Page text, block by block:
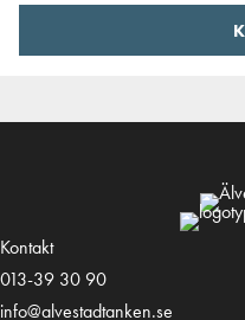
Kontakt
013-39 30 90
info@alvestadtanken.se